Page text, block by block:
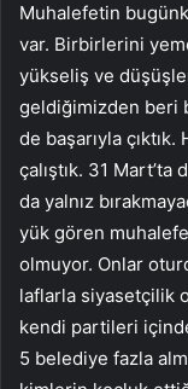
Muhalefetin
var. Birbirlerini
yükseliş ve
geldiğimizden beri
de başarıyla
çalıştık. 31 Mart’ta
da yalnız
yük gören
olmuyor. Onlar
laflarla siyasetçilik
kendi partileri
5 belediye fazla